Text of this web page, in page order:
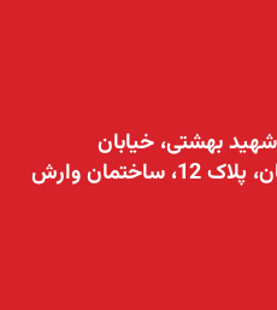
بهشتی، خیابان
وارش